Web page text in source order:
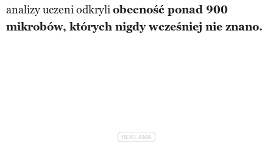
analizy uczeni odkryliobecność ponad 900
mikrobów, których nigdy wcześniej nie znano.